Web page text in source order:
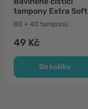
tampony Extra Soft
80 + 40 tamponů
49 Kč
Do košíku